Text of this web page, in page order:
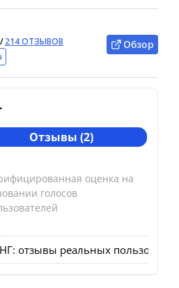
/214 ОТЗЫВОВ
Обзор
Отзывы (2)
оценка на
голосов
отзывы реальных